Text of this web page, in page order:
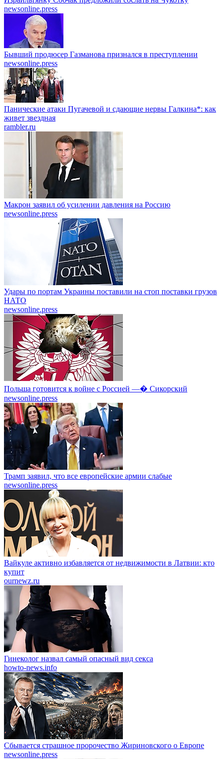
newsonline.press
Бывший продюсер Газманова признался в преступлении
newsonline.press
Панические атаки Пугачевой и сдающие нервы Галкина*: как
живет звездная
rambler.ru
Макрон заявил об усилении давления на Россию
newsonline.press
Удары по портам Украины поставили на стоп поставки грузов
НАТО
newsonline.press
Польша готовится к войне с Россией —� Сикорский
newsonline.press
Трамп заявил, что все европейские армии слабые
newsonline.press
Вайкуле активно избавляется от недвижимости в Латвии: кто
купит
ournewz.ru
Гинеколог назвал самый опасный вид секса
howto-news.info
Сбывается страшное пророчество Жириновского о Европе
newsonline.press